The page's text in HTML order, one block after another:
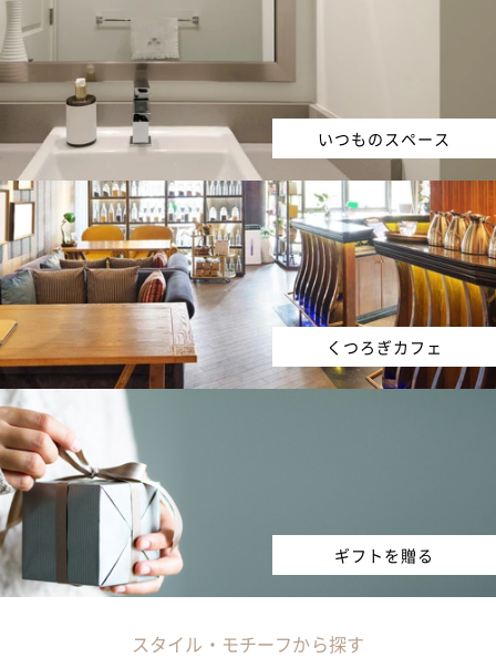
いつものスペース
くつろぎカフェ
ギフトを贈る
スタイル・モチーフから探す